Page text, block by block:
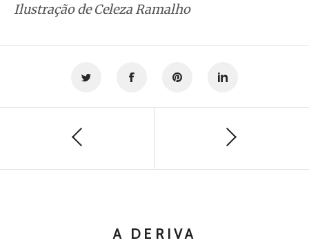
Ilustração de Celeza Ramalho
A DERIVA